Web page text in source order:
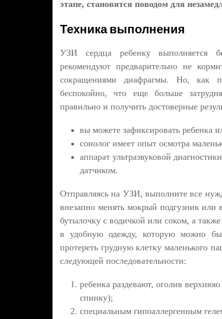
этапе, становятся поводом для
Техника выполнения
УЗИ сердца ребенку выполняется
рекомендуют предварительно не
сокращениями диафрагмы. Но, как
беспокойно, что еще больше
правильно и получить достоверные
вы можете зафиксировать ребенка
сонолог имеет опыт осмотра
аппарат ультразвуковой
датчиком.
Отправляясь на УЗИ, выполните все
внезапно менять мокрый подгузник или
бутылочку с водичкой или соком, а
в удобную одежду, которую можно
протереть грудную клетку маленького
следующей последовательности:
ребенка раздевают, оголив
спинку);
специальным гипоаллергенным